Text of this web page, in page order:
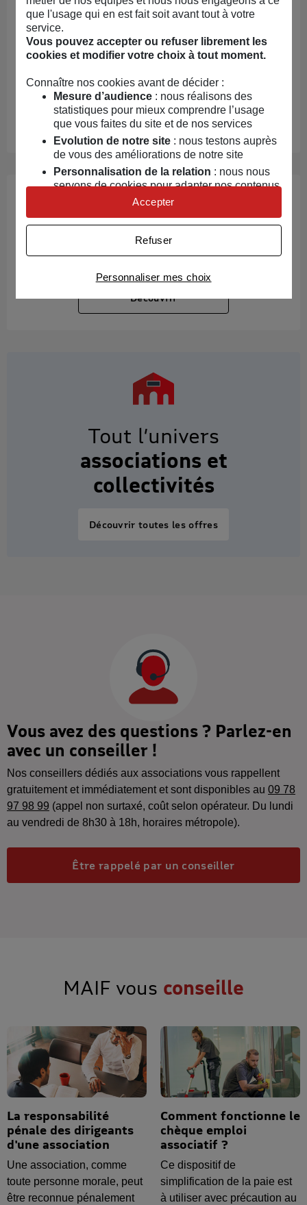
Mon Asso Facile
Centralisez
de votre association grâce àplus de 50
comptabilité...
Essayer gratuitement
Assurance multirisque
Un seul contrat pour couvrir l'ensemble des besoins
de votre association : responsabilité civile, membres,
biens et locaux.
Découvrir
Tout l’univers
associations et
collectivités
Découvrir toutes les offres
Vous avez des questions ? Parlez-en
avec un conseiller !
Nos conseillers dédiés aux associations vous rappellent
gratuitement et immédiatement et sont disponibles au 09 78
97 98 99 (appel non surtaxé, coût selon opérateur. Du lundi
au vendredi de 8h30 à 18h, horaires métropole).
Être rappelé par un conseiller
MAIF vous conseille
La responsabilité
pénale des dirigeants
d'une association
Une association, comme
toute personne morale, peut
être reconnue pénalement
Comment fonctionne le
chèque emploi
associatif ?
Ce dispositif de
simplification de la paie est
à utiliser avec précaution au
que l'usage qui en est fait soit avant tout à votre
service.
Vous pouvez accepter ou refuser librement les
cookies et modifier votre choix à tout moment.
Connaître nos cookies avant de décider :
Mesure d’audience: nous réalisons des
statistiques pour mieux comprendre l’usage
que vous faites du site et de nos services
Evolution de notre site: nous testons auprès
de vous des améliorations de notre site
Personnalisation de la relation : nous nous
servons de cookies pour adapter nos contenus
et personnaliser nos offres
Univers publicitaire: nous utilisons avec nos
publicités personnalisées
Personnaliser mes choix
Refuser
Accepter